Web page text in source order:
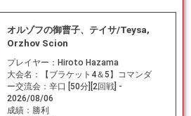
オルゾフの御曹子、テイサ/Teysa,
Orzhov Scion
プレイヤー： Hiroto Hazama
大会名：
【ブラケット4＆5】コマンダ
ー交流会：辛口 [50分][2回戦] -
2026/08/06
成績： 勝利